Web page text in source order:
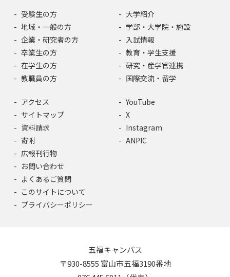
受験生の方
地域・一般の方
企業・研究者の方
卒業生の方
在学生の方
教職員の方
大学紹介
学部・大学院・施設
入試情報
教育・学生支援
研究・産学官連携
国際交流・留学
アクセス
サイトマップ
資料請求
寄附
広報刊行物
お問い合わせ
よくあるご質問
このサイトについて
プライバシーポリシー
YouTube
X
Instagram
ANPIC
五福キャンパス
〒930-8555 富山市五福3190番地